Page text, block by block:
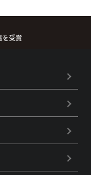
を受賞